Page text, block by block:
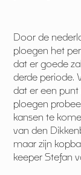
Door de
ploegen het
dat er goede
derde periode.
dat er een
ploegen
kansen te
van den
maar zijn
keeper Stefan